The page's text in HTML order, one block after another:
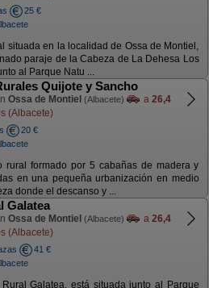
25 €
situada en la localidad de Ossa de Montiel,
paraje de la Cabeza de La Dehesa Los
al Parque Natu ...
Quijote y Sancho
Ossa de Montiel (Albacete) a 26,4
(Albacete)
20 €
rural formado por 5 cabañas de madera y
en una pequeña urbanización en medio
donde el descanso y ...
Galatea
Ossa de Montiel (Albacete) a 26,4
(Albacete)
41 €
Galatea, está situada junto al Parque